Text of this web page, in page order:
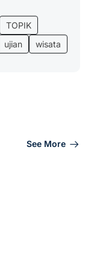
TOPIK
ujian
wisata
See More